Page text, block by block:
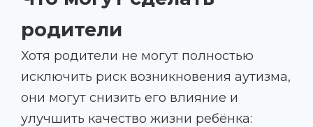
родители
Хотя родители не могут полностью
исключить риск возникновения аутизма,
они могут снизить его влияние и
улучшить качество жизни ребёнка: